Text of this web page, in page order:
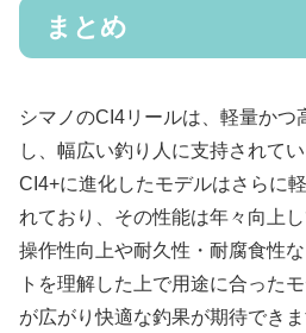
まとめ
シマノのCI4リールは、軽量かつ
し、幅広い釣り人に支持されてい
CI4+に進化したモデルはさらに
れており、その性能は年々向上
操作性向上や耐久性・耐腐食性
トを理解した上で用途に合った
が広がり快適な釣果が期待できま